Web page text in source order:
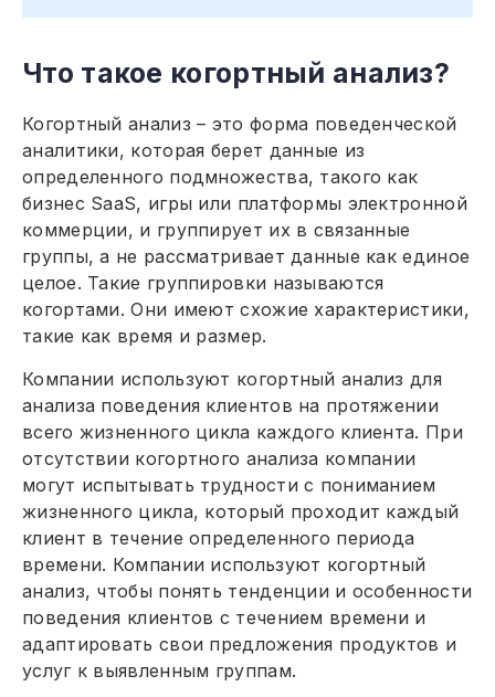
Что такое когортный анализ?
Когортный анализ – это форма поведенческой
аналитики, которая берет данные из
определенного подмножества, такого как
бизнес SaaS, игры или платформы электронной
коммерции, и группирует их в связанные
группы, а не рассматривает данные как единое
целое. Такие группировки называются
когортами. Они имеют схожие характеристики,
такие как время и размер.
Компании используют когортный анализ для
анализа поведения клиентов на протяжении
всего жизненного цикла каждого клиента. При
отсутствии когортного анализа компании
могут испытывать трудности с пониманием
жизненного цикла, который проходит каждый
клиент в течение определенного периода
времени. Компании используют когортный
анализ, чтобы понять тенденции и особенности
поведения клиентов с течением времени и
адаптировать свои предложения продуктов и
услуг к выявленным группам.